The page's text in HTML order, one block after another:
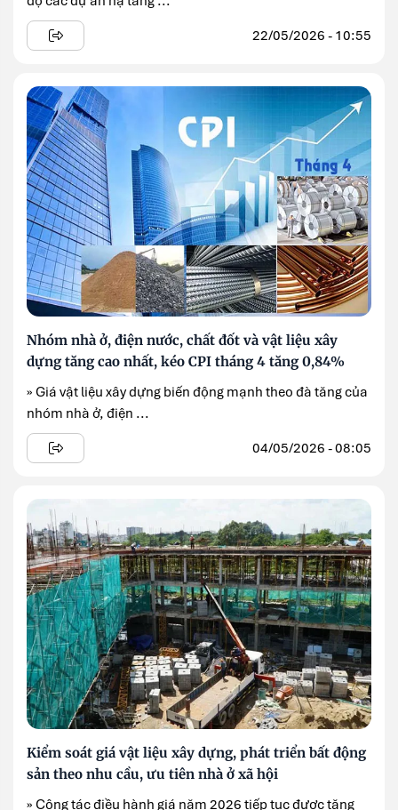
22/05/2026 - 10:55
Nhóm nhà ở, điện nước, chất đốt và vật liệu xây
dựng tăng cao nhất, kéo CPI tháng 4 tăng 0,84%
» Giá vật liệu xây dựng biến động mạnh theo đà tăng của
nhóm nhà ở, điện ...
04/05/2026 - 08:05
Kiểm soát giá vật liệu xây dựng, phát triển bất động
sản theo nhu cầu, ưu tiên nhà ở xã hội
» Công tác điều hành giá năm 2026 tiếp tục được tăng